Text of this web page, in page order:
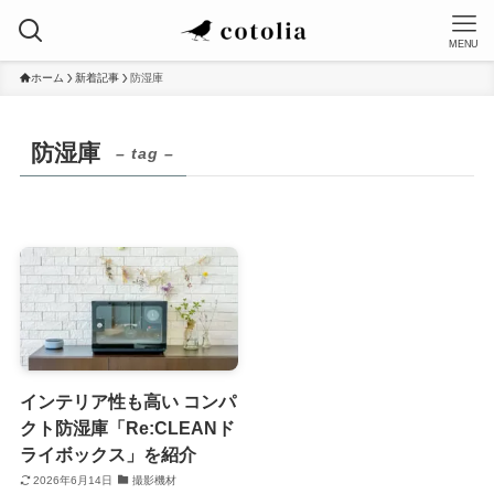
MENU
ホーム 新着記事 防湿庫
防湿庫 – tag –
インテリア性も高い コンパ
クト防湿庫「Re:CLEANド
ライボックス」を紹介
2026年6月14日 撮影機材